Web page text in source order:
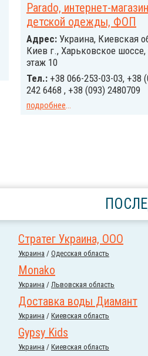
Parado, интернет-магазин
детской одежды, ФОП
Адрес: Украина, Киевская
Киев г., Харьковское шоссе,
этаж 10
Тел.: +38 066-253-03-03, +38
242 6468 , +38 (093) 2480709
подробнее...
Стратег Украина, ООО
Украина / Одесская область
Monako
Украина / Львовская область
Доставка воды Диамант
Украина / Киевская область
Gypsy Kids
Украина / Киевская область